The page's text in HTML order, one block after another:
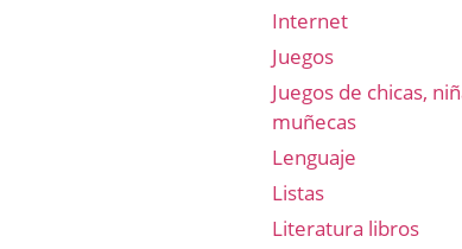
Internet
Juegos
Juegos de chicas,
muñecas
Lenguaje
Listas
Literatura libros